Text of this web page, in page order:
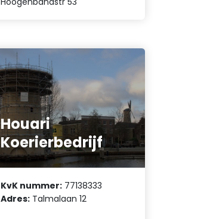
Houari
Koerierbedrijf
KvK nummer: 77138333
Adres: Talmalaan 12